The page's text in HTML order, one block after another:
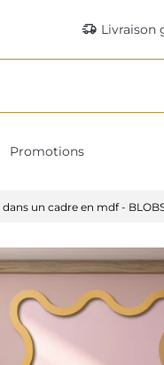
delivery_truck_speed Livraison
Promotions
un cadre en mdf -